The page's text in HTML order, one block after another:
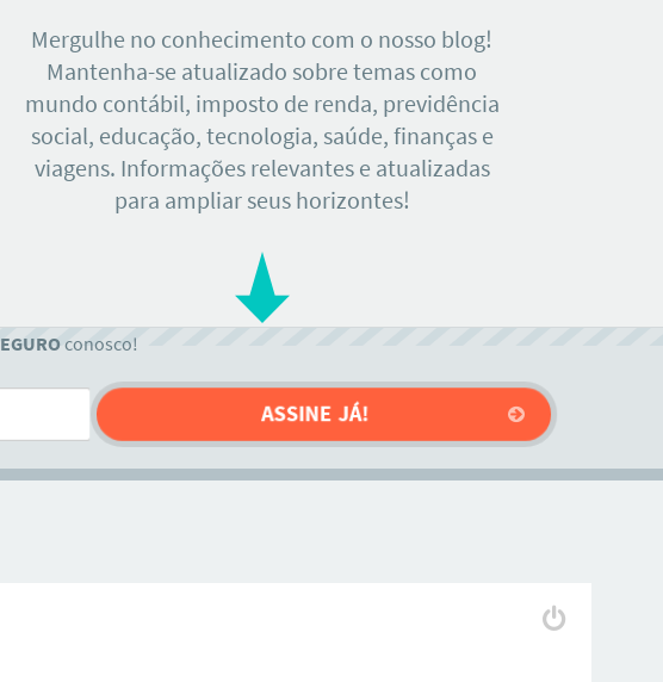
Mergulhe no conhecimento com o nosso blog!
Mantenha-se atualizado sobre temas como
mundo contábil, imposto de renda, previdência
social, educação, tecnologia, saúde, finanças e
viagens. Informações relevantes e atualizadas
para ampliar seus horizontes!
conosco!